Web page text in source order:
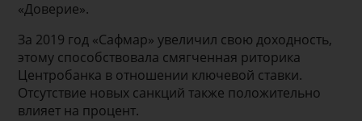
«Доверие».
За 2019 год «Сафмар» увеличил свою доходность,
этому способствовала смягченная риторика
Центробанка в отношении ключевой ставки.
Отсутствие новых санкций также положительно
влияет на процент.